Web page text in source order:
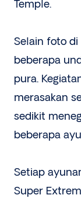
Temple.
Selain foto
beberapa
pura.
merasakan
sedikit
beberapa
Setiap
Super